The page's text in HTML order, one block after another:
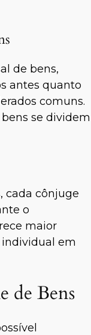
de bens,
antes quanto
comuns.
se dividem
cada cônjuge
o
maior
em
de Bens